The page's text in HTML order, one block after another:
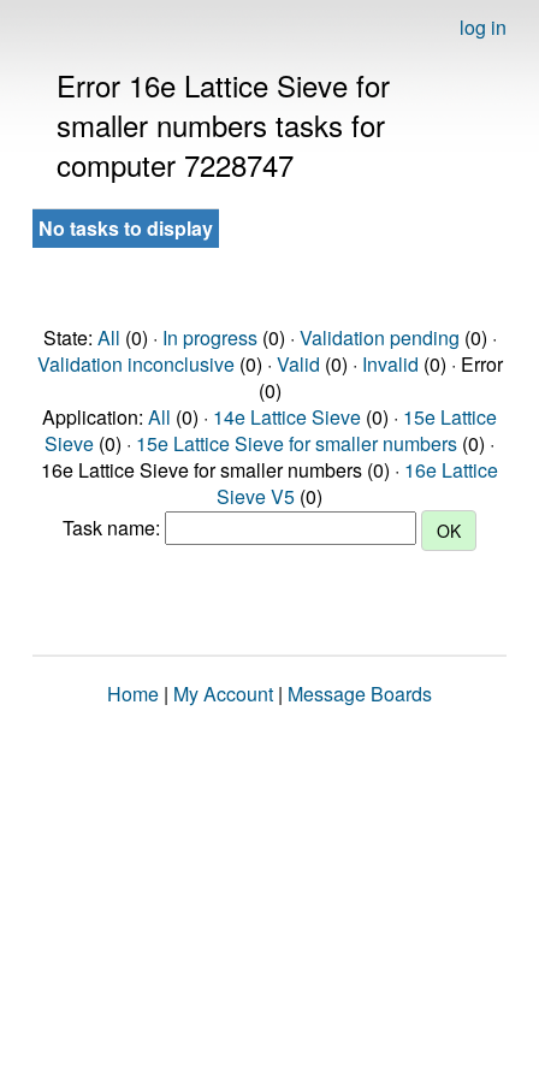
log in
Error 16e Lattice Sieve for
smaller numbers tasks for
computer 7228747
No tasks to display
State: All (0) · In progress(0) · Validation pending (0) ·
Validation inconclusive(0) · Valid (0) · Invalid (0) · Error
(0)
Application: All (0) · 14e Lattice Sieve (0) · 15e Lattice
Sieve (0) · 15e Lattice Sieve for smaller numbers (0) ·
16e Lattice Sieve for smaller numbers (0) · 16e Lattice
Sieve V5 (0)
Task name:
Home | My Account | Message Boards